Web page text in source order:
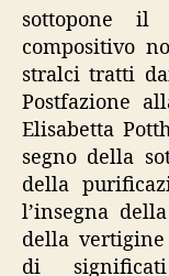
sottopone
compositivo
stralci tratti
Postfazione
Elisabetta
segno della
della
l’insegna
della vertigine
di